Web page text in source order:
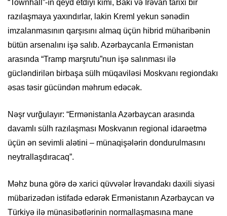
“Townhall”-ın qeyd etdiyi kimi, Bakı və İrəvan tarixi bir
razılaşmaya yaxındırlar, lakin Kreml yekun sənədin
imzalanmasının qarşısını almaq üçün hibrid müharibənin
bütün arsenalını işə salıb. Azərbaycanla Ermənistan
arasında “Tramp marşrutu”nun işə salınması ilə
gücləndirilən birbaşa sülh müqaviləsi Moskvanı regiondakı
əsas təsir gücündən məhrum edəcək.
Nəşr vurğulayır: “Ermənistanla Azərbaycan arasında
davamlı sülh razılaşması Moskvanın regional idarəetmə
üçün ən sevimli alətini – münaqişələrin dondurulmasını
neytrallaşdıracaq”.
Məhz buna görə də xarici qüvvələr İrəvandakı daxili siyasi
mübarizədən istifadə edərək Ermənistanın Azərbaycan və
Türkiyə ilə münasibətlərinin normallaşmasına mane